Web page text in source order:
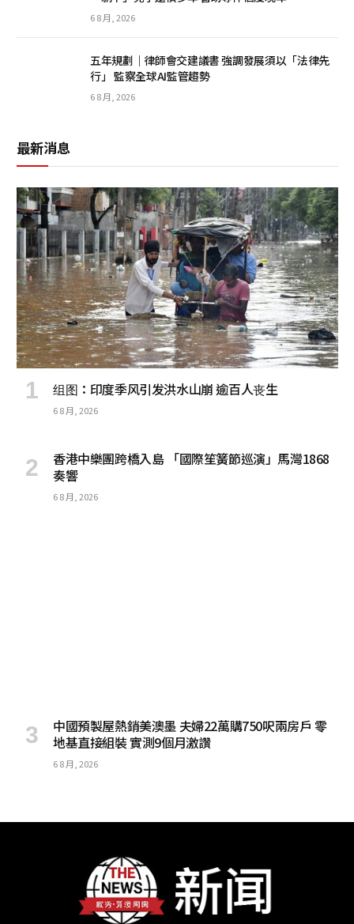
6 8 月, 2026
五年規劃｜律師會交建議書 強調發展須以「法律先
行」 監察全球AI監管趨勢
6 8 月, 2026
最新消息
组图：印度季风引发洪水山崩 逾百人丧生
6 8 月, 2026
香港中樂團跨橋入島 「國際笙簧節巡演」馬灣1868
奏響
6 8 月, 2026
中國預製屋熱銷美澳墨 夫婦22萬購750呎兩房戶 零
地基直接組裝 實測9個月激讚
6 8 月, 2026